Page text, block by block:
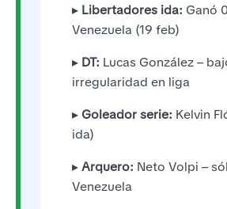
▸ Libertadores ida: Ganó
Venezuela (19 feb)
▸ DT: Lucas González –
irregularidad en liga
▸ Goleador serie: Kelvin
ida)
▸Arquero: Neto Volpi –
Venezuela